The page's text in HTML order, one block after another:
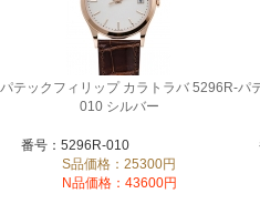
パテックフィリップ カラトラバ 5296R-
010 シルバー
番号：5296R-010
S品価格：25300円
N品価格：43600円
パ